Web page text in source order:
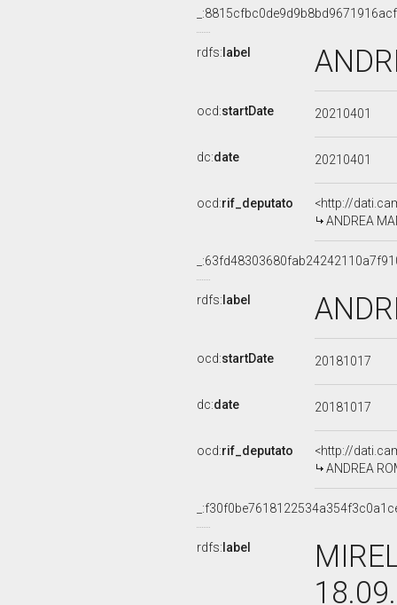
rdfs: label
ocd:startDate 20210401
dc:date 20210401
ocd:rif_deputato
<http://
ANDREA
rdfs: label
ocd:startDate 20181017
dc:date 20181017
ocd:rif_deputato
<http://
ANDREA
rdfs: label